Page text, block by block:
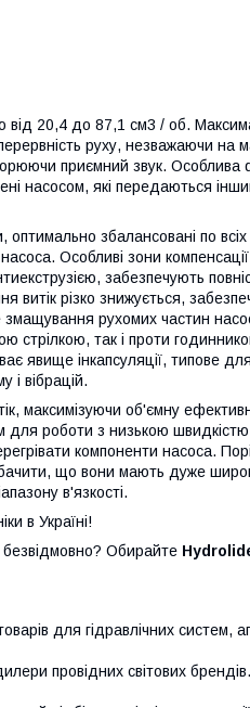
від 20,4 до 87,1 см3 / об.
руху, незважаючи на
приємний звук. Особлива
насосом, які передаються
оптимально збалансовані по
Особливі зони
забезпечують
різко знижується,
рухомих частин
стрілкою, так і проти
явище інкапсуляції, типове
вібрацій.
максимізуючи об'ємну
роботи з низькою швидкістю
компоненти насоса.
що вони мають дуже
в'язкості.
в Україні!
Обирайте
для гідравлічних систем,
провідних світових